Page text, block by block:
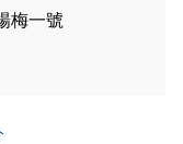
梅一號